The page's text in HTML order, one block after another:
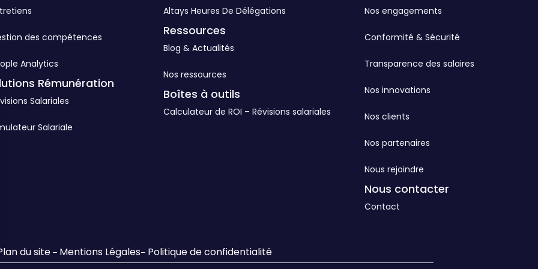
Options
des compétences
Analytics
Rémunération
Salariales
Salariale
Altays Heures De Délégations
Ressources
Blog & Actualités
Nos ressources
Boîtes à outils
Calculateur de ROI – Révisions salariales
Nos engagements
Conformité & Sécurité
Transparence des salaires
Nos innovations
Nos clients
Nos partenaires
Nous rejoindre
Nous contacter
Contact
du site – Mentions Légales– Politique de confidentialité